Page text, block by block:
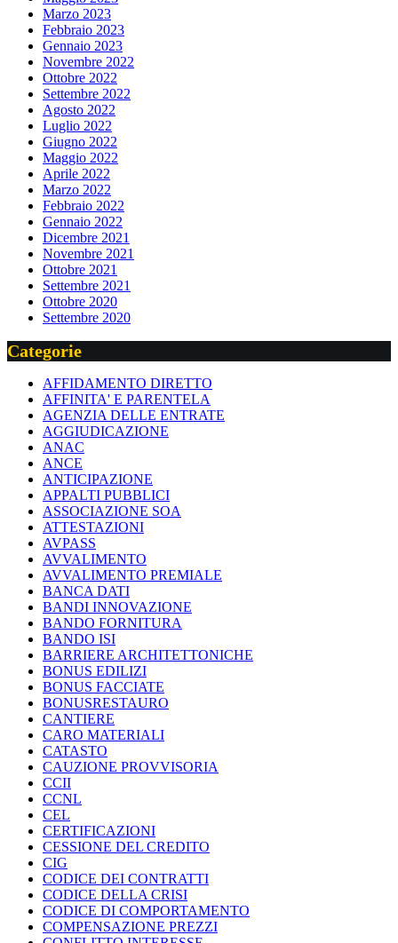
Marzo 2023
Febbraio 2023
Gennaio 2023
Novembre 2022
Ottobre 2022
Settembre 2022
Agosto 2022
Luglio 2022
Giugno 2022
Maggio 2022
Aprile 2022
Marzo 2022
Febbraio 2022
Gennaio 2022
Dicembre 2021
Novembre 2021
Ottobre 2021
Settembre 2021
Ottobre 2020
Settembre 2020
Categorie
AFFIDAMENTO DIRETTO
AFFINITA' E PARENTELA
AGENZIA DELLE ENTRATE
AGGIUDICAZIONE
ANAC
ANCE
ANTICIPAZIONE
APPALTI PUBBLICI
ASSOCIAZIONE SOA
ATTESTAZIONI
AVPASS
AVVALIMENTO
AVVALIMENTO PREMIALE
BANCA DATI
BANDI INNOVAZIONE
BANDO FORNITURA
BANDO ISI
BARRIERE ARCHITETTONICHE
BONUS EDILIZI
BONUS FACCIATE
BONUSRESTAURO
CANTIERE
CARO MATERIALI
CATASTO
CAUZIONE PROVVISORIA
CCII
CCNL
CEL
CERTIFICAZIONI
CESSIONE DEL CREDITO
CIG
CODICE DEI CONTRATTI
CODICE DELLA CRISI
CODICE DI COMPORTAMENTO
COMPENSAZIONE PREZZI